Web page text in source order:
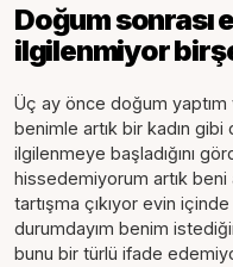
Doğum sonrası
ilgilenmiyor
Üç ay önce doğum
benimle artık bir kadın
ilgilenmeye başladığını
hissedemiyorum artık
tartışma çıkıyor evin
durumdayım benim
bunu bir türlü ifade